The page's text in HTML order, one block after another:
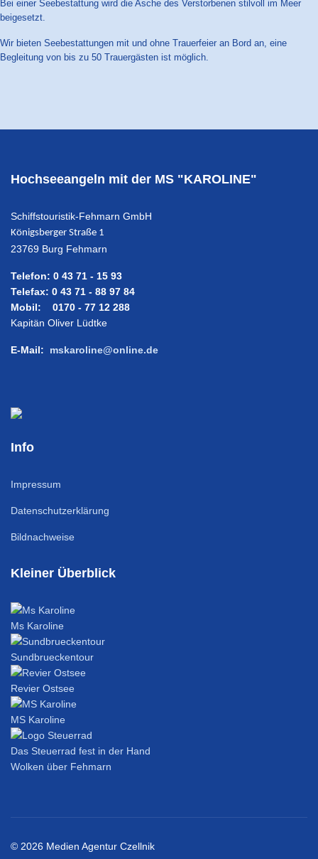
Bei einer Seebestattung wird die Asche des Verstorbenen stilvoll im Meer
beigesetzt.
Wir bieten Seebestattungen mit und ohne Trauerfeier an Bord an, eine
Begleitung von bis zu 50 Trauergästen ist möglich.
Hochseeangeln mit der MS "KAROLINE"
Schiffstouristik-Fehmarn GmbH
Königsberger Straße 1
23769 Burg Fehmarn
Telefon: 0 43 71 - 15 93
Telefax: 0 43 71 - 88 97 84
Mobil: 0170 - 77 12 288
Kapitän Oliver Lüdtke
E-Mail: mskaroline@online.de
Info
Impressum
Datenschutzerklärung
Bildnachweise
Kleiner Überblick
Ms Karoline
Sundbrueckentour
Revier Ostsee
MS Karoline
Das Steuerrad fest in der Hand
Wolken über Fehmarn
© 2026 Medien Agentur Czellnik